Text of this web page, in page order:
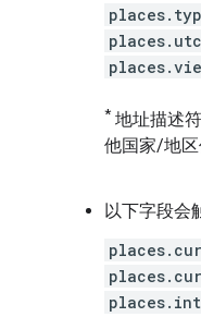
* 地址描述
他国家/地区
以下字段会